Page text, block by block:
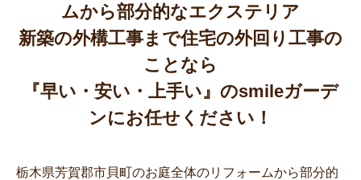
ムから部分的なエクステリア
新築の外構工事まで住宅の外回り工事の
ことなら
『早い・安い・上手い』のsmileガーデ
ンにお任せください！
栃木県芳賀郡市貝町のお庭全体のリフォームから部分的